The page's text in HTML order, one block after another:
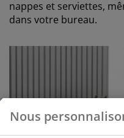
nappes et serviettes,
dans votre bureau.
Nous